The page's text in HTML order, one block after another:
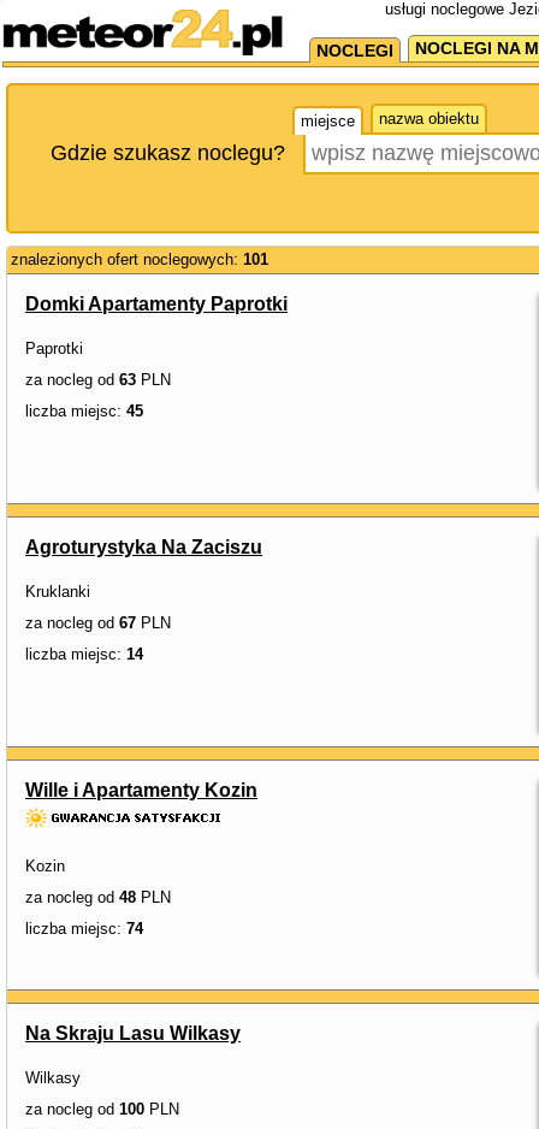
usługi noclegowe
NOCLEGI NOCLEGI NA
miejsce nazwa obiektu
Gdzie szukasz noclegu?
znalezionych ofert noclegowych: 101
Domki Apartamenty Paprotki
Paprotki
za nocleg od 63 PLN
liczba miejsc: 45
Agroturystyka Na Zaciszu
Kruklanki
za nocleg od 67 PLN
liczba miejsc: 14
Wille i Apartamenty Kozin
Kozin
za nocleg od 48 PLN
liczba miejsc: 74
Na Skraju Lasu Wilkasy
Wilkasy
za nocleg od 100 PLN